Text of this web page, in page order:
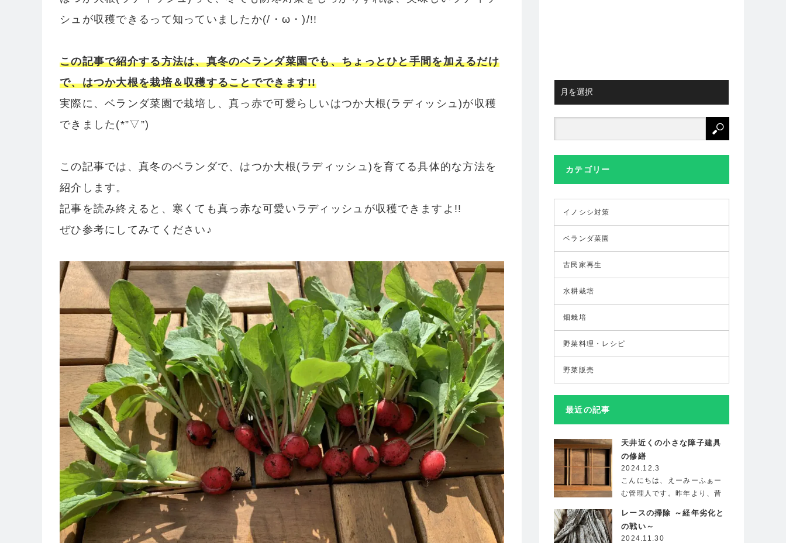
シュが収穫できるって知っていましたか(/・ω・)/!!
この記事で紹介する方法は、真冬のベランダ菜園でも、ちょっとひと手間を加えるだけ
で、はつか大根を栽培＆収穫することでできます!!
実際に、ベランダ菜園で栽培し、真っ赤で可愛らしいはつか大根(ラディッシュ)が収穫
できました(*”▽”)
この記事では、真冬のベランダで、はつか大根(ラディッシュ)を育てる具体的な方法を
紹介します。
記事を読み終えると、寒くても真っ赤な可愛いラディッシュが収穫できますよ!!
ぜひ参考にしてみてください♪
カテゴリー
イノシシ対策
ベランダ菜園
古民家再生
水耕栽培
畑栽培
野菜料理・レシピ
野菜販売
最近の記事
天井近くの小さな障子建具
の修繕
2024.12.3
こんにちは、えーみーふぁー
む管理人です。昨年より、昔
レースの掃除 ～経年劣化と
の戦い～
2024.11.30